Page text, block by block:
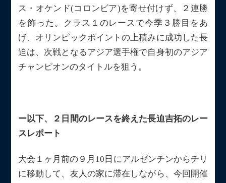
ス・オケンド(コロンビア)を寄せ付けず、２連勝
を飾った。クラス１のレースで今季３勝目をあ
げ、オリンピックポイントの上積みに成功した長
迫は、次戦となるアジア選手権で自身初のアジア
チャンピオンのタイトルを狙う。
ー以下、２日間のレースを終えた長迫吉拓のレー
スレポート
大会１ヶ月前の９月10日にアルゼンチンからチリ
に移動して、友人の家に滞在しながら、今回開催